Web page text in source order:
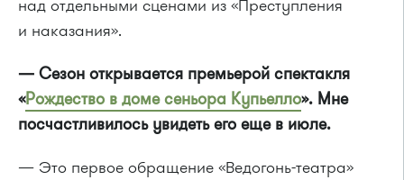
над отдельными сценами из «Преступления
и наказания».
— Сезон открывается премьерой спектакля
«Рождество в доме сеньора Купьелло». Мне
посчастливилось увидеть его еще в июле.
— Это первое обращение «Ведогонь-театра»